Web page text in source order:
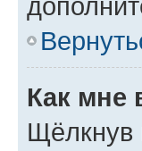
Как мне
Щёлкнув